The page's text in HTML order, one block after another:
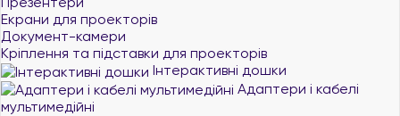
Екрани для проекторів
Документ-камери
Кріплення та підставки для проекторів
Інтерактивні дошки
Адаптери і кабелі
мультимедійні